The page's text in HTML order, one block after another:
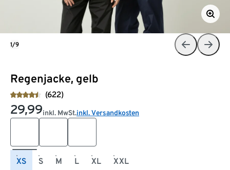
Regenjacke, gelb
(622)
29,99inkl. MwSt.inkl. Versandkosten
XS S M L XL
XXL
1/9